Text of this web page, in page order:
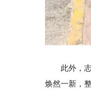
此外，
焕然一新，